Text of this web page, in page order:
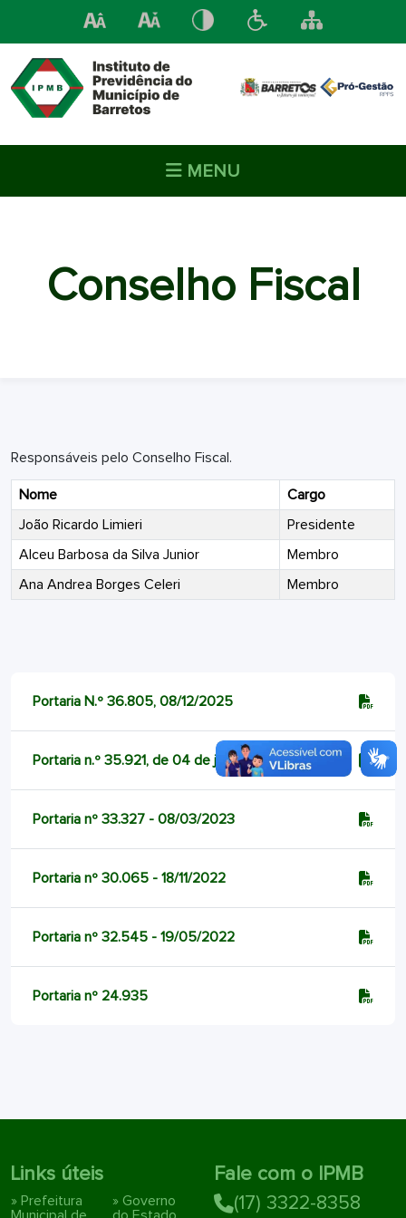
MENU
Conselho Fiscal
Responsáveis pelo Conselho Fiscal.
Nome Cargo
João Ricardo Limieri Presidente
Alceu Barbosa da Silva Junior Membro
Ana Andrea Borges Celeri Membro
Portaria N.º 36.805, 08/12/2025
Portaria n.º 35.921, de 04 de junho de 2025
Portaria nº 33.327 - 08/03/2023
Portaria nº 30.065 - 18/11/2022
Portaria nº 32.545 - 19/05/2022
Portaria nº 24.935
Links úteis
» Prefeitura
» Governo
Fale com o IPMB
(17) 3322-8358